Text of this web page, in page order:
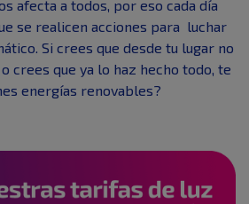
afecta a todos, por eso cada día
se realicen acciones para luchar
Si crees que desde tu lugar no
crees que ya lo haz hecho todo, te
energías renovables?